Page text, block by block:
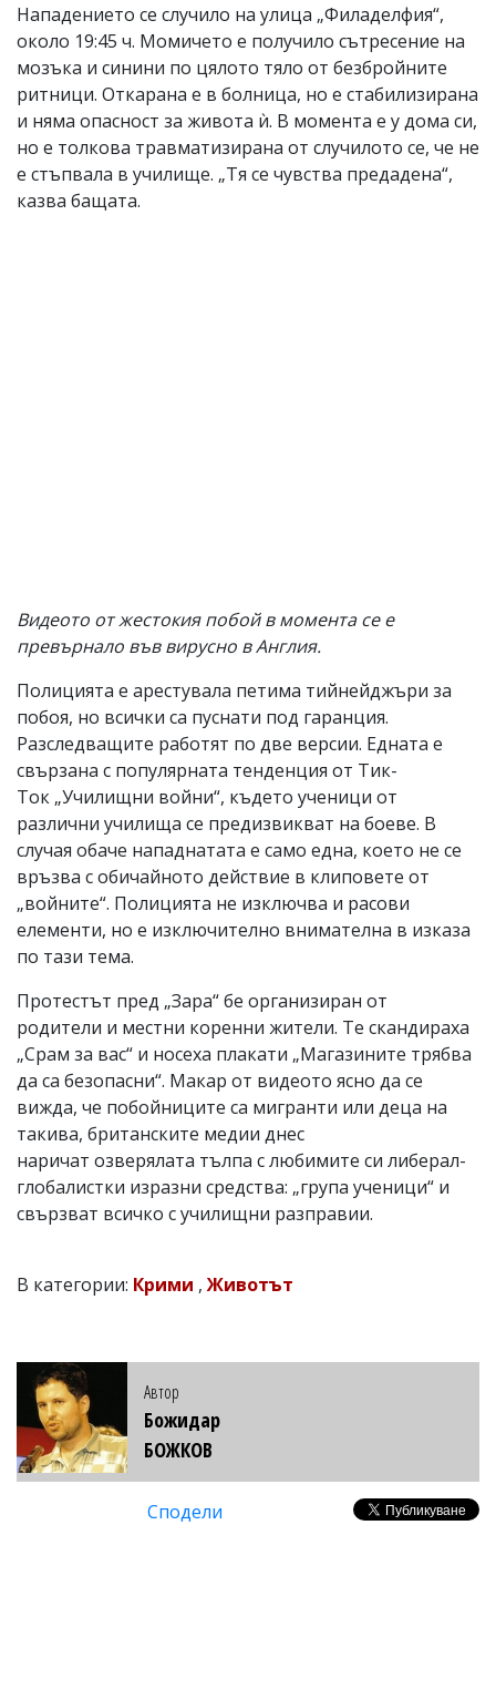
Нападението се случило на улица „Филаделфия“,
около 19:45 ч. Момичето е получило сътресение на
мозъка и синини по цялото тяло от безбройните
ритници. Откарана е в болница, но е стабилизирана
и няма опасност за живота ѝ. В момента е у дома си,
но е толкова травматизирана от случилото се, че не
е стъпвала в училище. „Тя се чувства предадена“,
казва бащата.
Видеото от жестокия побой в момента се е
превърнало във вирусно в Англия.
Полицията е арестувала петима тийнейджъри за
побоя, но всички са пуснати под гаранция.
Разследващите работят по две версии. Едната е
свързана с популярната тенденция от Тик-
Ток „Училищни войни“, където ученици от
различни училища се предизвикват на боеве. В
случая обаче нападнатата е само една, което не се
връзва с обичайното действие в клиповете от
„войните“. Полицията не изключва и расови
елементи, но е изключително внимателна в изказа
по тази тема.
Протестът пред „Зара“ бе организиран от
родители и местни коренни жители. Те скандираха
„Срам за вас“ и носеха плакати „Магазините трябва
да са безопасни“. Макар от видеото ясно да се
вижда, че побойниците са мигранти или деца на
такива, британските медии днес
наричат озверялата тълпа с любимите си либерал-
глобалистки изразни средства: „група ученици“ и
свързват всичко с училищни разправии.
В категории: Крими ,Животът
Автор
Божидар
БОЖКОВ
Сподели